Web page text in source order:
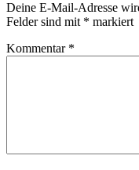
Deine E-Mail-Adresse
Felder sind mit * markiert
Kommentar *